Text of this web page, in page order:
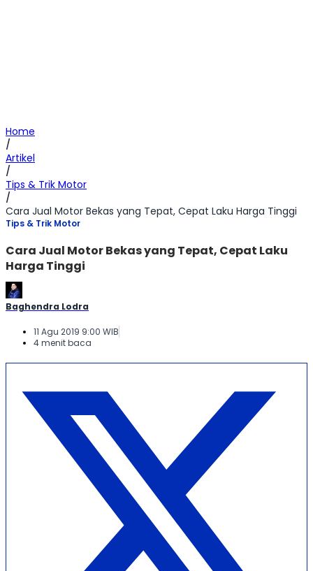
Home
/
Artikel
/
Tips & Trik Motor
/
Cara Jual Motor Bekas yang Tepat, Cepat Laku Harga Tinggi
Tips & Trik Motor
Cara Jual Motor Bekas yang Tepat, Cepat Laku
Harga Tinggi
Baghendra Lodra
11 Agu 2019 9:00 WIB
4 menit baca